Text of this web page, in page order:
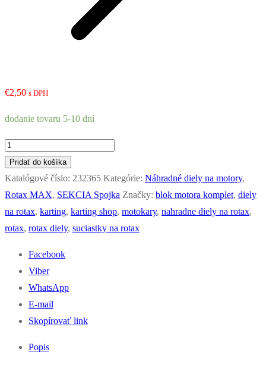
€2,50 s DPH
dodanie tovaru 5-10 dní
množstvo
Kolík
5x5
ROTAX
Pridať do košíka
Katalógové číslo: 232365 Kategórie: Náhradné diely na motory,
Rotax MAX, SEKCIA Spojka Značky: blok motora komplet, diely
na rotax, karting, karting shop, motokary, nahradne diely na rotax,
rotax, rotax diely, suciastky na rotax
Facebook
Viber
WhatsApp
E-mail
Skopírovať link
Popis